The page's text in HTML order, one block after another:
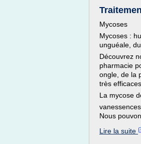
Mycoses
Mycoses :
unguéale,
Découvrez
pharmacie
ongle, de la
très
La mycose
Nous
Lire la suite